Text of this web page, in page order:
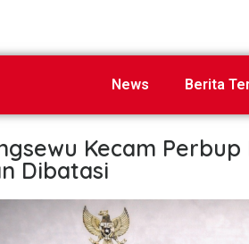
News Berita
Kecam
Dibatasi